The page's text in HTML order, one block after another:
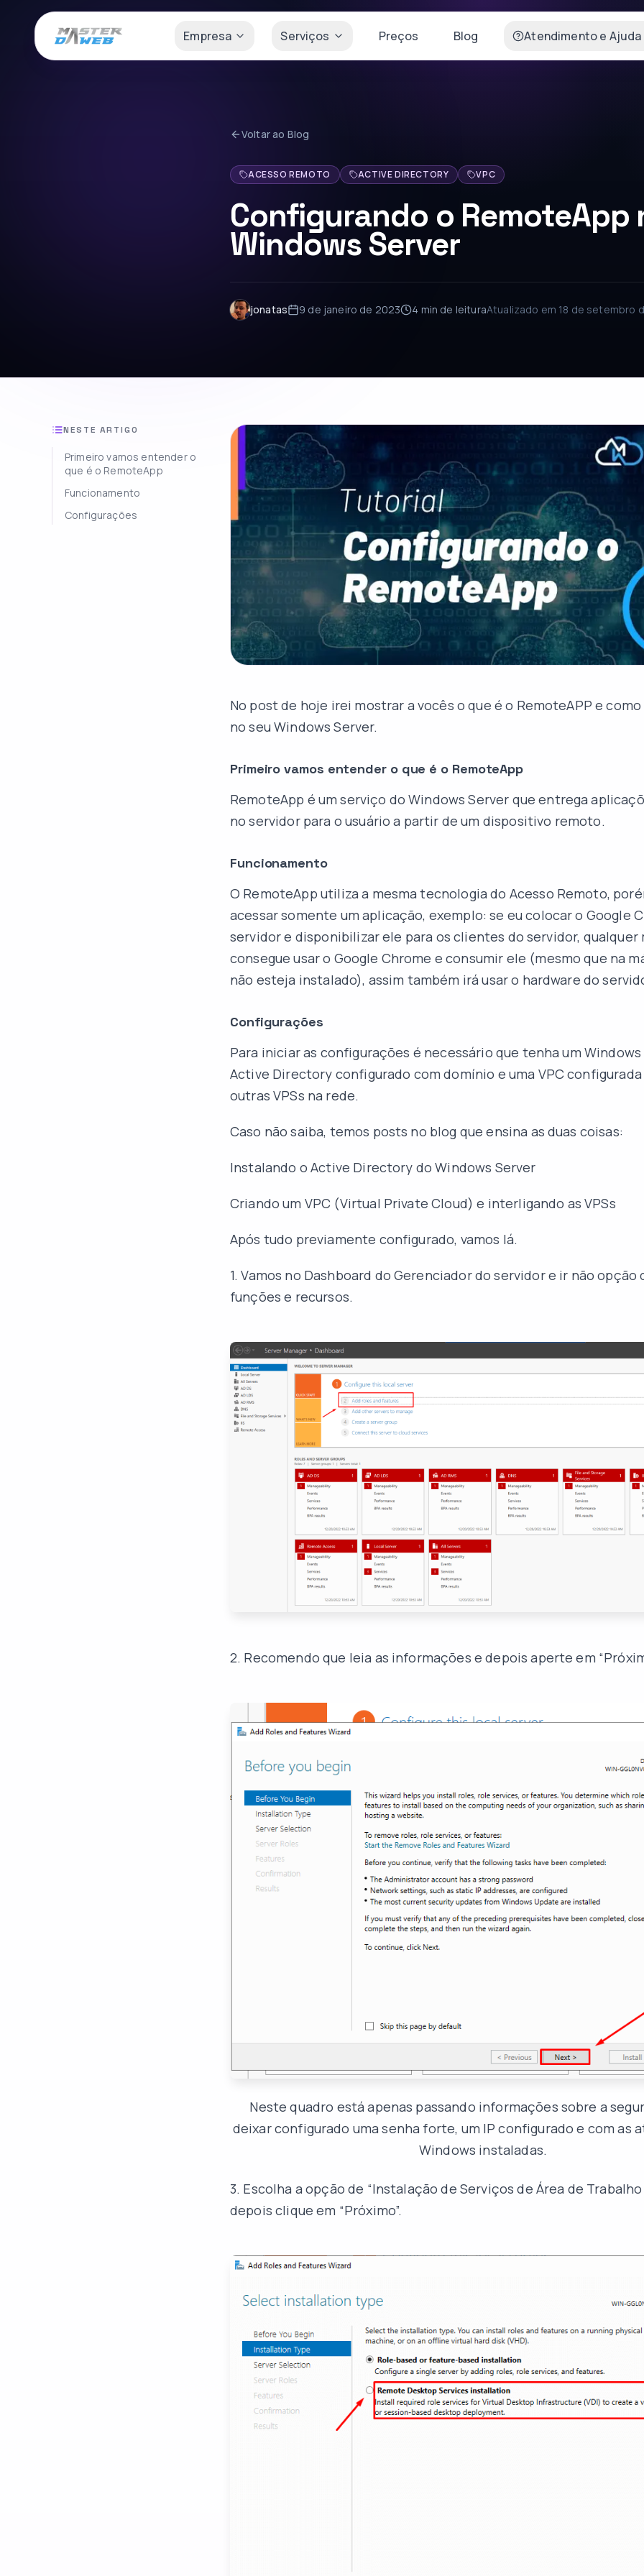
Empresa Serviços Preços Blog Atendimento e Ajuda
Voltar ao Blog
ACESSO REMOTO ACTIVE DIRECTORY VPC
Configurando o RemoteApp
Windows Server
jonatas 9 de janeiro de 2023 4 min de leituraAtualizado em 18 de setembro
NESTE ARTIGO
Primeiro vamos entender o
que é o RemoteApp
Funcionamento
Configurações
No post de hoje irei mostrar a vocês o que é o RemoteAPP e
no seu Windows Server.
Primeiro vamos entender o que é o RemoteApp
RemoteApp é um serviço do Windows Server que entrega
no servidor para o usuário a partir de um dispositivo remoto.
Funcionamento
O RemoteApp utiliza a mesma tecnologia do Acesso Remoto,
acessar somente um aplicação, exemplo: se eu colocar o Google
servidor e disponibilizar ele para os clientes do servidor, qualquer
consegue usar o Google Chrome e consumir ele (mesmo que na
não esteja instalado), assim também irá usar o hardware do
Configurações
Para iniciar as configurações é necessário que tenha um
Active Directory configurado com domínio e uma VPC
outras VPSs na rede.
Caso não saiba, temos posts no blog que ensina as duas coisas:
Instalando o Active Directory do Windows Server
Criando um VPC (Virtual Private Cloud) e interligando as VPSs
Após tudo previamente configurado, vamos lá.
1. Vamos no Dashboard do Gerenciador do servidor e ir não opção
funções e recursos.
2. Recomendo que leia as informações e depois aperte em
Neste quadro está apenas passando informações sobre a
deixar configurado uma senha forte, um IP configurado e com as
Windows instaladas.
3. Escolha a opção de “Instalação de Serviços de Área de
depois clique em “Próximo”.